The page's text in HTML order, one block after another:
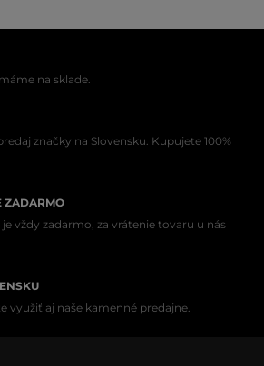
na sklade.
značky na Slovensku. Kupujete 100%
ZADARMO
je vždy zadarmo, za vrátenie tovaru u nás
využiť aj naše kamenné predajne.